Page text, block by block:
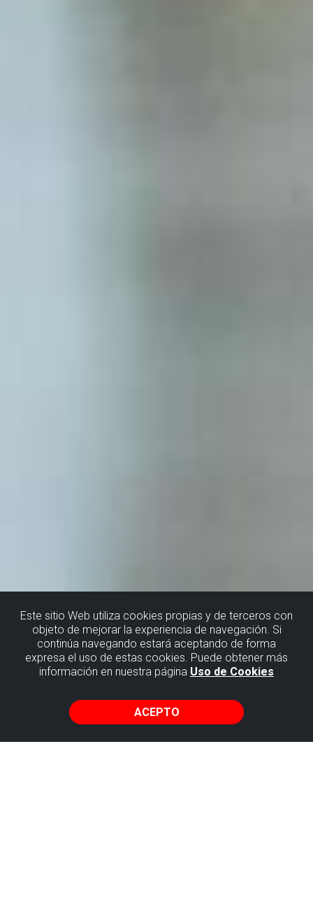
Este sitio Web utiliza cookies propias y de terceros con
objeto de mejorar la experiencia de navegación. Si
continúa navegando estará aceptando de forma
expresa el uso de estas cookies. Puede obtener más
información en nuestra página Uso de Cookies
ACEPTO
EMPRESAS DEL FLYSCH